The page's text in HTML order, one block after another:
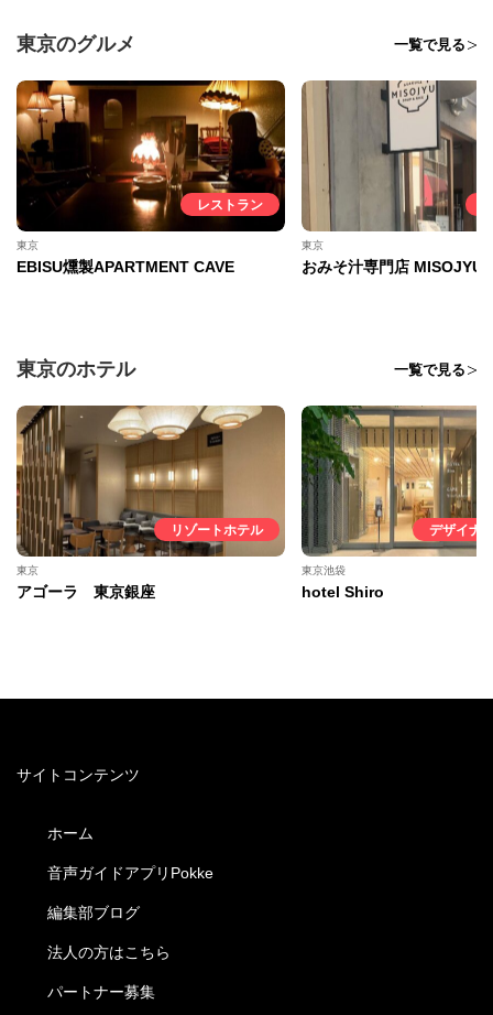
東京のグルメ 一覧で見る
レストラン
東京
EBISU燻製APARTMENT CAVE
東京
おみそ汁専門店 MISOJYU
東京のホテル 一覧で見る
リゾートホテル
東京
アゴーラ 東京銀座
デザイナ
東京池袋
hotel Shiro
サイトコンテンツ
ホーム
音声ガイドアプリPokke
編集部ブログ
法人の方はこちら
パートナー募集